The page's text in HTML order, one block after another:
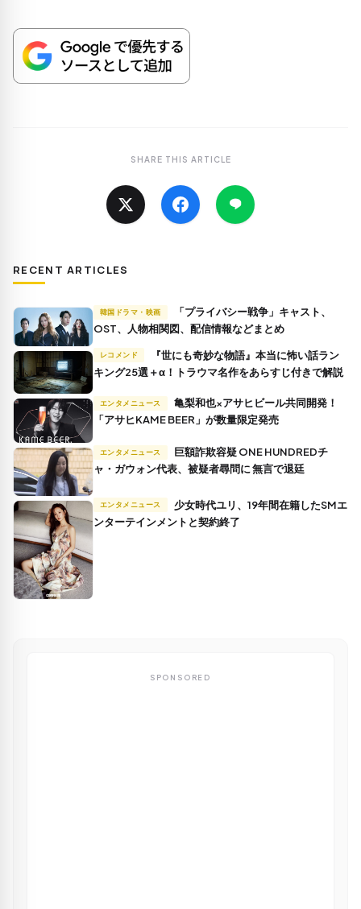
SHARE THIS ARTICLE
RECENT ARTICLES
韓国ドラマ・映画
OST、人物相関図、配信情報などまとめ
レコメンド
キング25選＋α！トラウマ名作をあらすじ付きで解説
エンタメニュース
「アサヒKAME BEER」が数量限定発売
エンタメニュース
ャ・ガウォン代表、被疑者尋問に 無言で退廷
エンタメニュース
ンターテインメントと契約終了
SPONSORED